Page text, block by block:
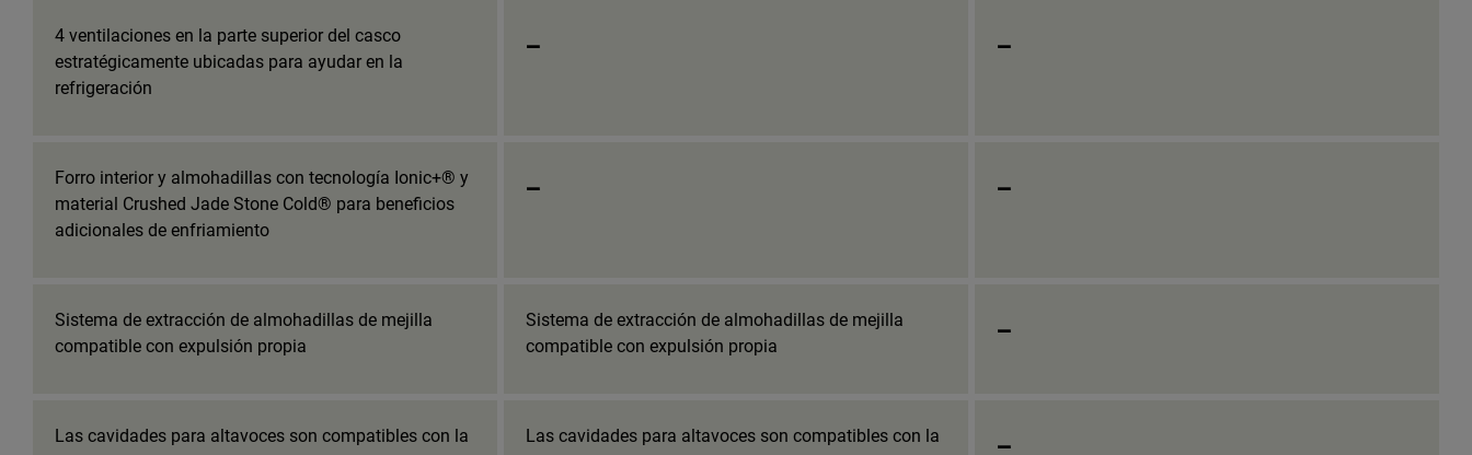
4 ventilaciones en la parte superior del casco
estratégicamente ubicadas para ayudar en la
refrigeración
_ _
Forro interior y almohadillas con tecnología Ionic+® y
material Crushed Jade Stone Cold® para beneficios
adicionales de enfriamiento
_ _
Sistema de extracción de almohadillas de mejilla
compatible con expulsión propia
Sistema de extracción de almohadillas de mejilla
compatible con expulsión propia
_
Las cavidades para altavoces son compatibles con la
Las cavidades para altavoces son compatibles con la
_